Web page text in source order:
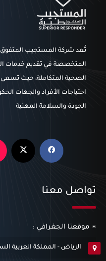
تُعد شركة المستجيب
المتخصصة في تقديم خدمات
الصحية المتكاملة، حيث تسعى
احتياجات الأفراد والجهات
الجودة والسلامة المهنية
تواصل معنا
موقعنا الجغرافي :
الرياض - المملكة العربية